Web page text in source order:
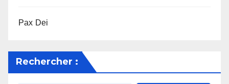
Pax Dei
Rechercher :